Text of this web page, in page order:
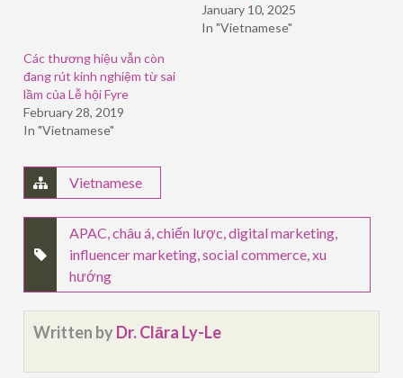
January 10, 2025
In "Vietnamese"
Các thương hiệu vẫn còn
đang rút kinh nghiệm từ sai
lầm của Lễ hội Fyre
February 28, 2019
In "Vietnamese"
Vietnamese
APAC ,châu á ,chiến lược ,digital marketing
influencer marketing ,social commerce ,xu
hướng
Written byDr. Clāra Ly-Le